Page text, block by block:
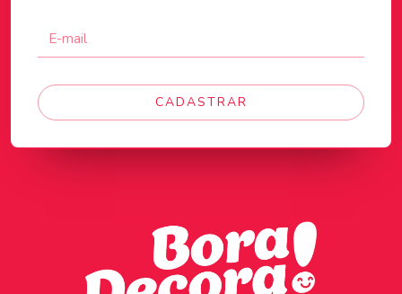
CADASTRAR